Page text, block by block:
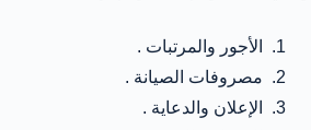
الأجور والمرتبات .
مصروفات الصيانة .
الإعلان والدعاية .